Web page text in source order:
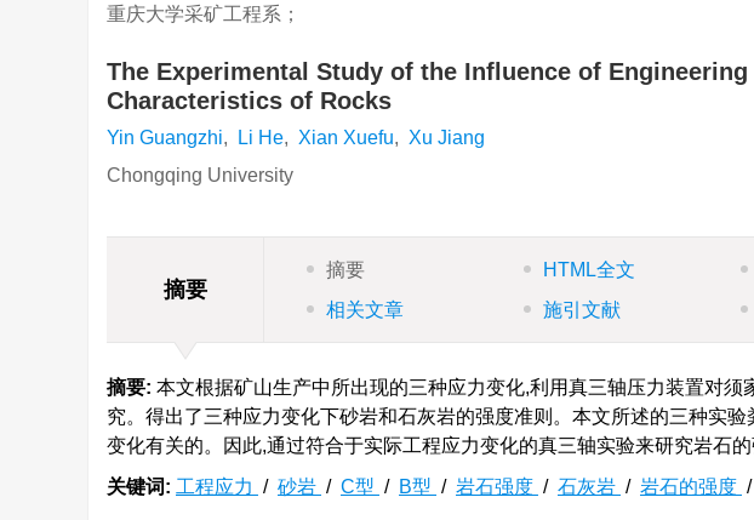
重庆大学采矿工程系；
The Experimental Study of the Influence of
Characteristics of Rocks
Yin Guangzhi, Li He, Xian Xuefu, Xu Jiang
Chongqing University
摘要
摘要 HTML全文
相关文章
施引文献
摘要: 本文根据矿山生产中所出现的三种应力变化,利用真三轴压力装置对
究。得出了三种应力变化下砂岩和石灰岩的强度准则。本文所述的三种实
变化有关的。因此,通过符合于实际工程应力变化的真三轴实验来研究岩石的
关键词: 工程应力 / 砂岩 / C型 / B型 / 岩石强度 / 石灰岩 / 岩石的强度 /